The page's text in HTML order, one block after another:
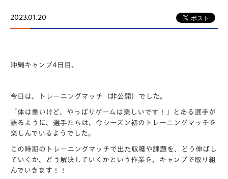
2023.01.20
沖縄キャンプ4日目。
今日は、トレーニングマッチ（非公開）でした。
「体は重いけど、やっぱりゲームは楽しいです！」とある選手が
語るように、選手たちは、今シーズン初のトレーニングマッチを
楽しんでいるようでした。
この時期のトレーニングマッチで出た収穫や課題を、どう伸ばし
ていくか、どう解決していくかという作業を、キャンプで取り組
んでいきます！！